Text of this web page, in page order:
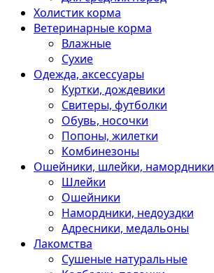
Холистик корма
Ветеринарные корма
Влажные
Сухие
Одежда, аксессуары
Куртки, дождевики
Свитеры, футболки
Обувь, носочки
Попоны, жилетки
Комбинезоны
Ошейники, шлейки, намордники
Шлейки
Ошейники
Намордники, недоуздки
Адресники, медальоны
Лакомства
Сушеные натуральные